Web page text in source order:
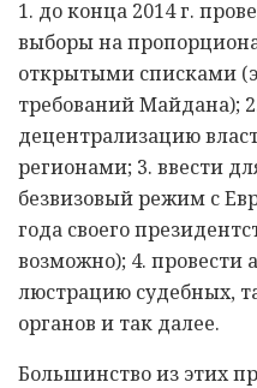
1. до конца 2014 г.
выборы на
открытыми списками
требований Майдана);
децентрализацию
регионами; 3. ввести
безвизовый режим с
года своего
возможно); 4.
люстрацию судебных,
органов и так далее.
Большинство из этих